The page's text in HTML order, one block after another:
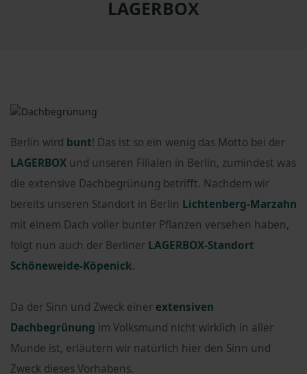
LAGERBOX
Berlin wird bunt! Das ist so ein wenig das Motto bei der
LAGERBOX und unseren Filialen in Berlin, zumindest was
die extensive Dachbegrünung betrifft. Nachdem wir
bereits unseren Standort in Berlin Lichtenberg-Marzahn
mit einem Dach voller bunter Pflanzen versehen haben,
folgt nun auch der Berliner LAGERBOX-Standort
Schöneweide-Köpenick.
Da der Sinn und Zweck einer extensiven
Dachbegrünung im Volksmund nicht wirklich in aller
Munde ist, erläutern wir natürlich hier den Sinn und
Zweck dieses Vorhabens.